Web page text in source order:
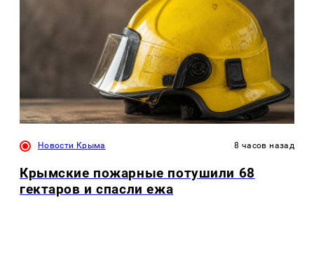
Новости Крыма 8 часов назад
Крымские пожарные потушили 68
гектаров и спасли ежа